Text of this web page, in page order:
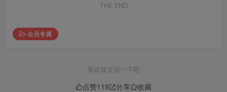
THE END
会员专属
喜欢就支持一下吧
点赞119 分享
收藏